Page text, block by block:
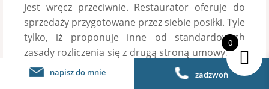
Jest wręcz przeciwnie. Restaurator oferuje do
sprzedaży przygotowane przez siebie posiłki. Tyle
tylko, iż proponuje inne od standardowych
zasady rozliczenia się z drugą stroną umowy. Czy
takie zachowanie jest zabronione w świetle
powołanego przepisu? W mojej ocenie nie.
napisz do mnie zadzwoń
0